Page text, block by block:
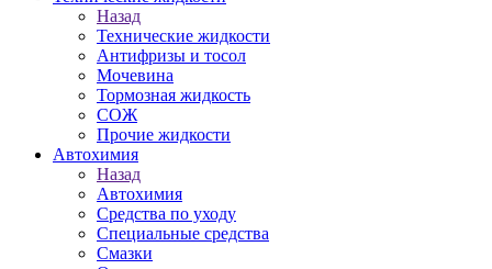
Назад
Технические жидкости
Антифризы и тосол
Мочевина
Тормозная жидкость
СОЖ
Прочие жидкости
Автохимия
Назад
Автохимия
Средства по уходу
Специальные средства
Смазки